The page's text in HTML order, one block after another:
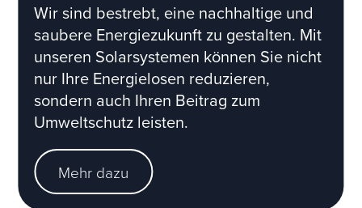
Wir sind bestrebt, eine nachhaltige und
saubere Energiezukunft zu gestalten. Mit
unseren Solarsystemen können Sie nicht
nur Ihre Energielosen reduzieren,
sondern auch Ihren Beitrag zum
Umweltschutz leisten.
Mehr dazu